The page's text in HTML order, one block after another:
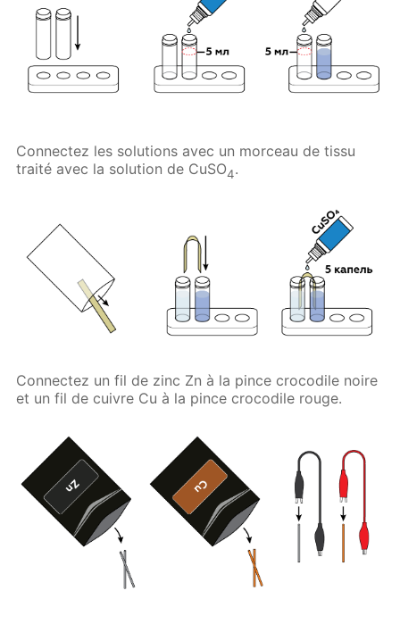
Connectez les solutions avec un morceau de tissu
traité avec la solution de CuSO4.
Connectez un fil de zinc Zn à la pince crocodile noire
et un fil de cuivre Cu à la pince crocodile rouge.